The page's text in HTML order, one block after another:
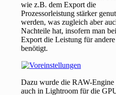
wie z.B. dem Export die
Prozessorleistung stärker
werden, was zugleich aber
Nachteile hat, insofern man
Export die Leistung für
benötigt.
Dazu wurde die RAW-Engine
auch in Lightroom für die